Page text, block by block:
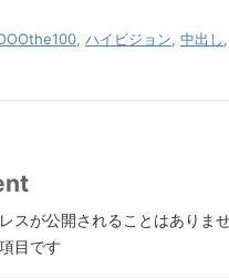
, ハイビジョン, 中出し,
スが公開されることはありませ
目です